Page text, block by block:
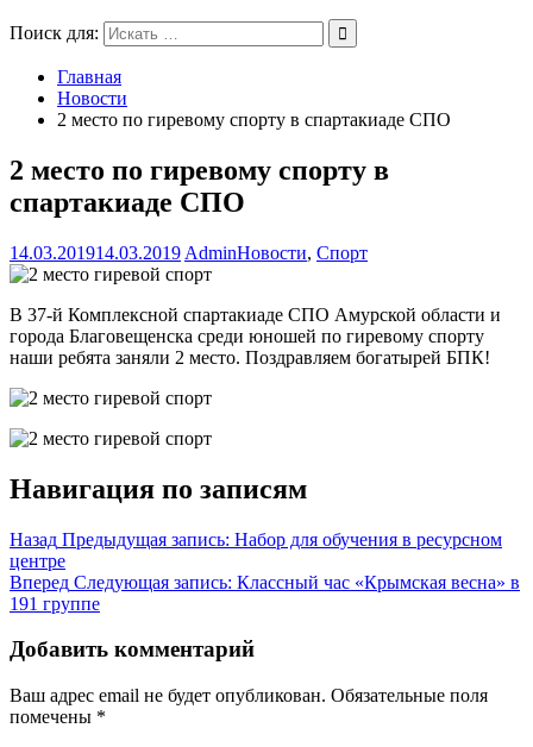
Поиск для:
Главная
Новости
2 место по гиревому спорту в спартакиаде СПО
2 место по гиревому спорту в
спартакиаде СПО
14.03.201914.03.2019 AdminНовости, Спорт
В 37-й Комплексной спартакиаде СПО Амурской области и
города Благовещенска среди юношей по гиревому спорту
наши ребята заняли 2 место. Поздравляем богатырей БПК!
Навигация по записям
Назад Предыдущая запись: Набор для обучения в ресурсном
центре
Вперед Следующая запись: Классный час «Крымская весна» в
191 группе
Добавить комментарий
Ваш адрес email не будет опубликован. Обязательные поля
помечены *